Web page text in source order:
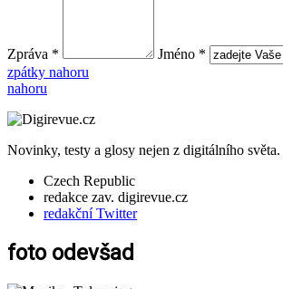
Zpráva * Jméno *
zpátky nahoru
nahoru
Novinky, testy a glosy nejen z digitálního světa.
Czech Republic
redakce zav. digirevue.cz
redakční Twitter
foto odevšad